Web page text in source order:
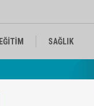
EĞİTİM SAĞLIK
Avukat ve